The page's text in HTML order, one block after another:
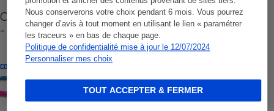
Nous conserverons votre choix pendant 6 mois. Vous pourrez
changer d’avis à tout moment en utilisant le lien « paramétrer
les traceurs » en bas de chaque page.
Politique de confidentialité mise à jour le 12/07/2024
Personnaliser mes choix
TOUT ACCEPTER & FERMER
Cafetière à capsules zéro déchet CoffeeB (vidéo)
- Premières impressions
CONSEILS